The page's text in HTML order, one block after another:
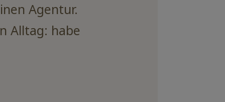
Agentur.
Alltag: habe